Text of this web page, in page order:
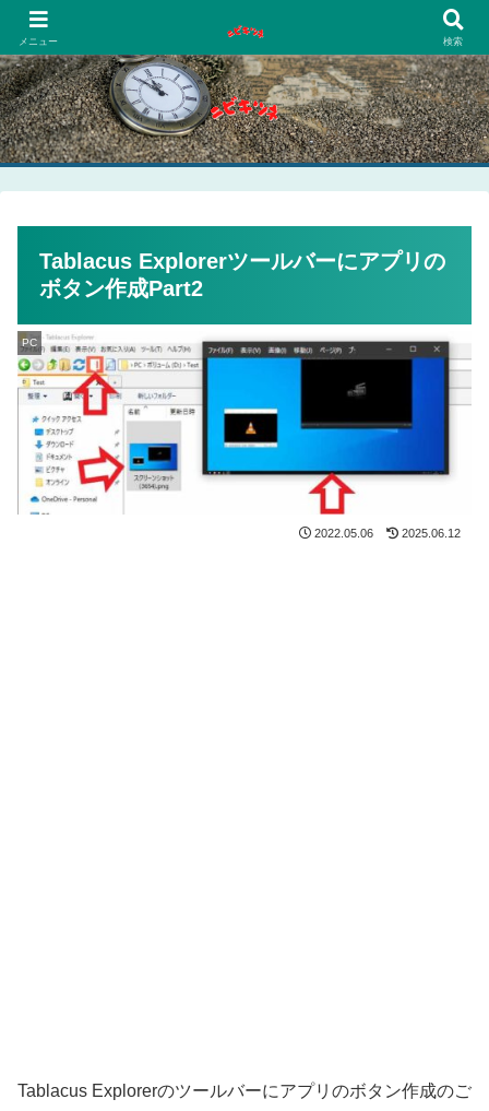
Tablacus Explorerツールバーにアプリの
ボタン作成Part2
PC
2022.05.06 2025.06.12
Tablacus Explorerのツールバーにアプリのボタン作成のご
メニュー 検索